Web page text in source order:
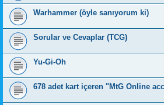
Warhammer (öyle sanıyorum ki)
Sorular ve Cevaplar (TCG)
Yu-Gi-Oh
678 adet kart içeren "MtG Online